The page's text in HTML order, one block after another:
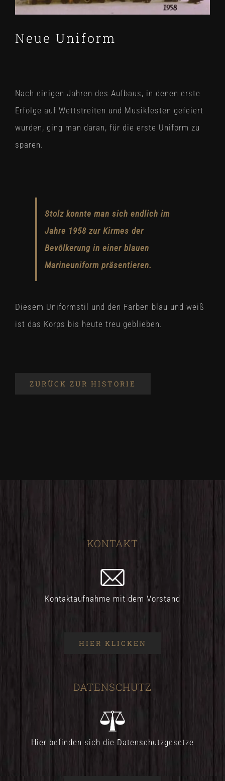
Neue Uniform
Nach einigen Jahren des Aufbaus, in denen erste
Erfolge auf Wettstreiten und Musikfesten gefeiert
wurden, ging man daran, für die erste Uniform zu
sparen.
Stolz konnte man sich endlich im
Jahre 1958 zur Kirmes der
Bevölkerung in einer blauen
Marineuniform präsentieren.
Diesem Uniformstil und den Farben blau und weiß
ist das Korps bis heute treu geblieben.
ZURÜCK ZUR HISTORIE
KONTAKT
Kontaktaufnahme mit dem Vorstand
HIER KLICKEN
DATENSCHUTZ
Hier befinden sich die Datenschutzgesetze